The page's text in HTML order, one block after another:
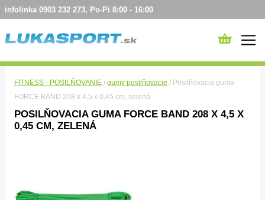
infolinka 0903 232 273, Po-Pi 8:00 - 16:00
FITNESS - POSILŇOVANIE / gumy posilňovacie / Posilňovacia guma
FORCE BAND 208 x 4,5 x 0,45 cm, zelená
POSILŇOVACIA GUMA FORCE BAND 208 X 4,5 X
0,45 CM, ZELENÁ